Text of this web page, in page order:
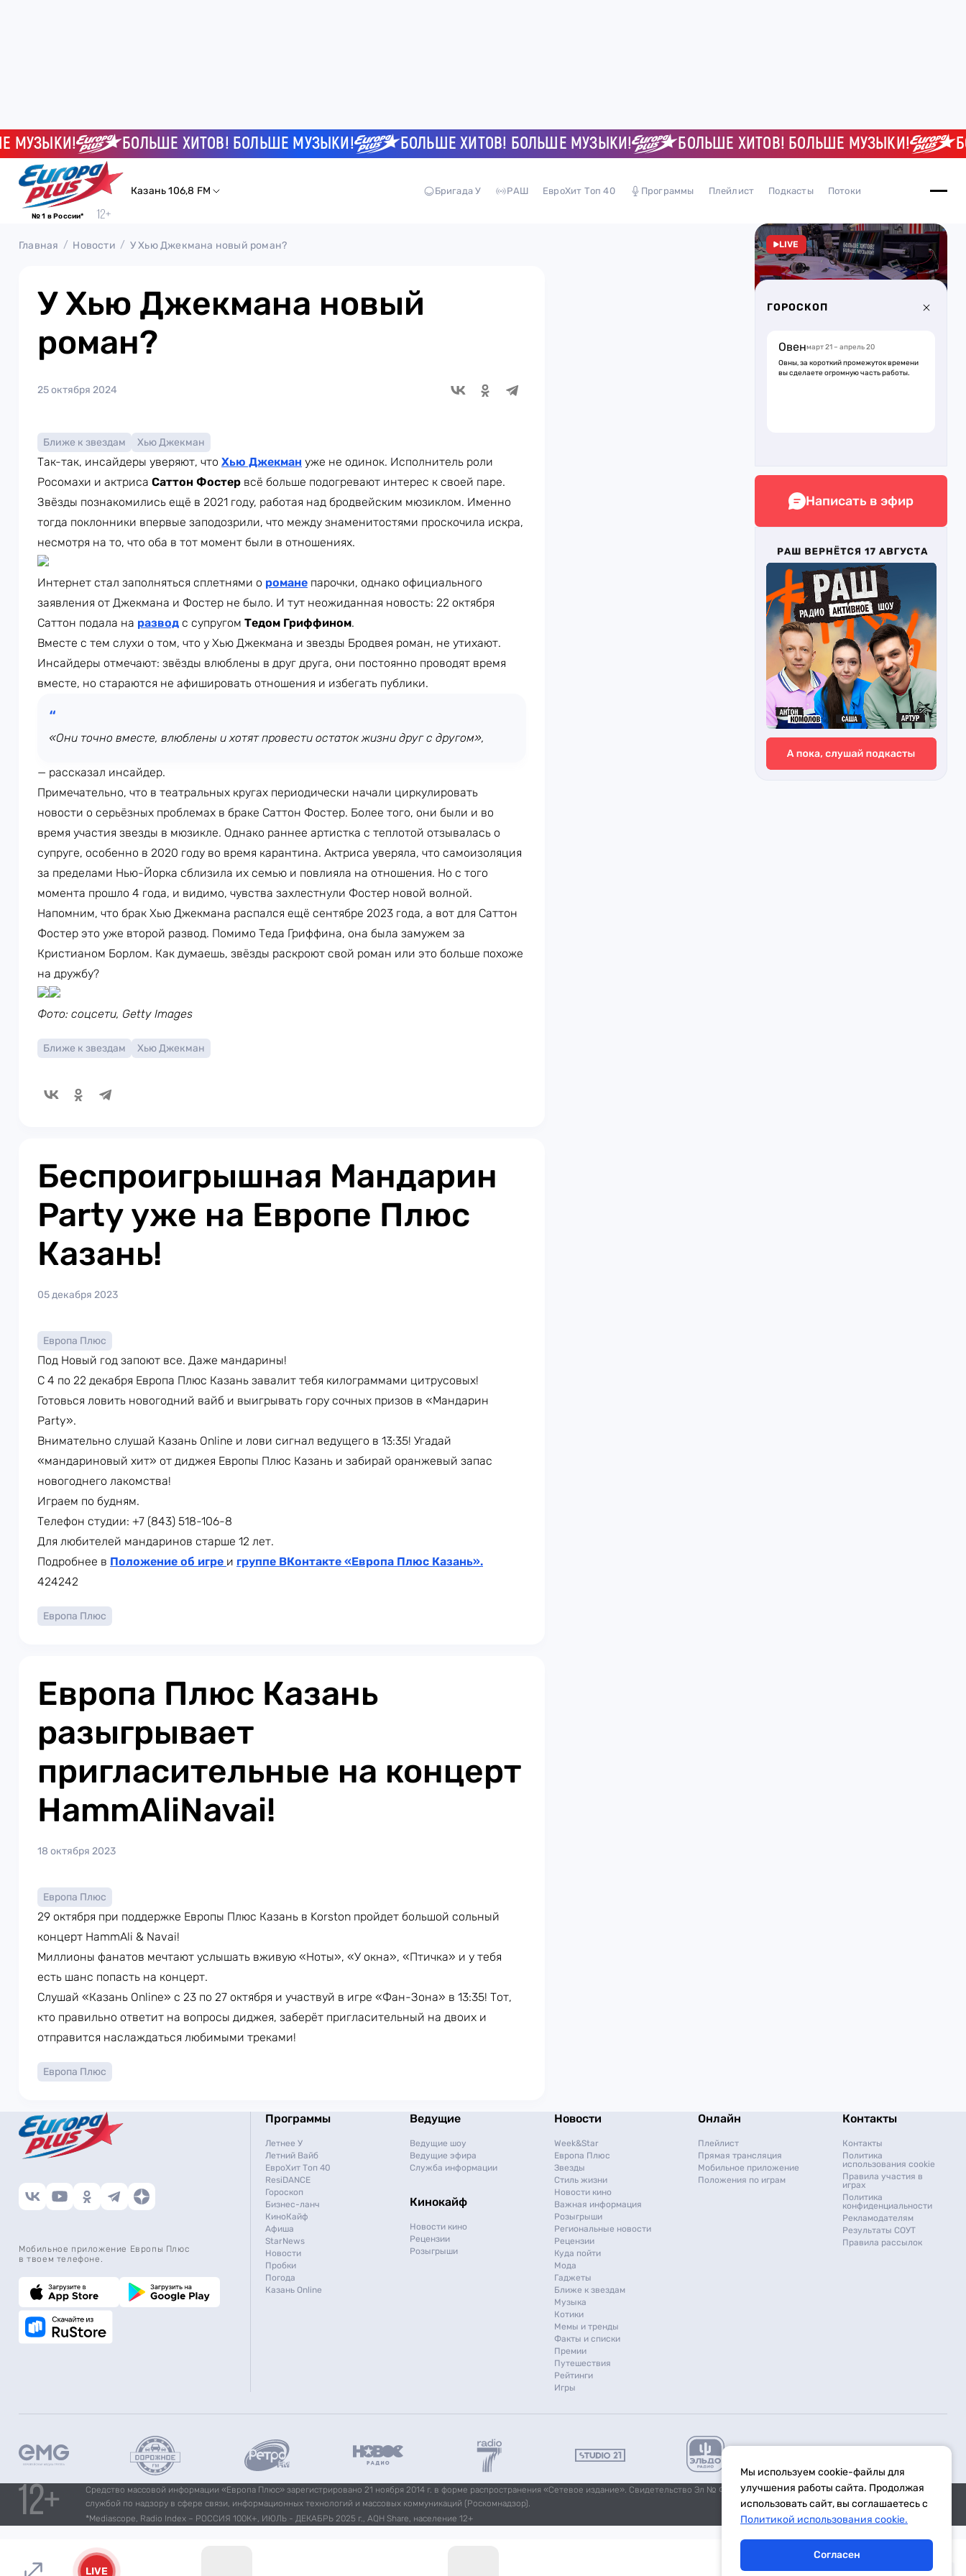
БОЛЬШЕ ХИТОВ! БОЛЬШЕ МУЗЫКИ! БОЛЬШЕ ХИТОВ! БОЛЬШЕ МУЗЫКИ! БОЛЬШЕ ХИТОВ! БОЛЬШЕ МУЗЫКИ!
№ 1 в России*
Казань 106,8 FM Бригада У РАШ ЕвроХит Топ 40 Программы Плейлист Подкасты Потоки
Главная Новости У Хью Джекмана новый роман?
У Хью Джекмана новый
роман?
25 октября 2024
Ближе к звездам Хью Джекман
Так-так, инсайдеры уверяют, что Хью Джекман уже не одинок. Исполнитель роли
Росомахи и актриса Саттон Фостер всё больше подогревают интерес к своей паре.
Звёзды познакомились ещё в 2021 году, работая над бродвейским мюзиклом. Именно
тогда поклонники впервые заподозрили, что между знаменитостями проскочила искра,
несмотря на то, что оба в тот момент были в отношениях.
Интернет стал заполняться сплетнями о романе парочки, однако официального
заявления от Джекмана и Фостер не было. И тут неожиданная новость: 22 октября
Саттон подала на развод с супругом Тедом Гриффином.
Вместе с тем слухи о том, что у Хью Джекмана и звезды Бродвея роман, не утихают.
Инсайдеры отмечают: звёзды влюблены в друг друга, они постоянно проводят время
вместе, но стараются не афишировать отношения и избегать публики.
«Они точно вместе, влюблены и хотят провести остаток жизни друг с другом»,
— рассказал инсайдер.
Примечательно, что в театральных кругах периодически начали циркулировать
новости о серьёзных проблемах в браке Саттон Фостер. Более того, они были и во
время участия звезды в мюзикле. Однако раннее артистка с теплотой отзывалась о
супруге, особенно в 2020 году во время карантина. Актриса уверяла, что самоизоляция
за пределами Нью-Йорка сблизила их семью и повлияла на отношения. Но с того
момента прошло 4 года, и видимо, чувства захлестнули Фостер новой волной.
Напомним, что брак Хью Джекмана распался ещё сентябре 2023 года, а вот для Саттон
Фостер это уже второй развод. Помимо Теда Гриффина, она была замужем за
Кристианом Борлом. Как думаешь, звёзды раскроют свой роман или это больше похоже
на дружбу?
Фото: соцсети, Getty Images
Ближе к звездам Хью Джекман
Беспроигрышная Мандарин
Party уже на Европе Плюс
Казань!
05 декабря 2023
Европа Плюс
Под Новый год запоют все. Даже мандарины!
С 4 по 22 декабря Европа Плюс Казань завалит тебя килограммами цитрусовых!
Готовься ловить новогодний вайб и выигрывать гору сочных призов в «Мандарин
Party».
Внимательно слушай Казань Online и лови сигнал ведущего в 13:35! Угадай
«мандариновый хит» от диджея Европы Плюс Казань и забирай оранжевый запас
новогоднего лакомства!
Играем по будням.
Телефон студии: +7 (843) 518-106-8
Для любителей мандаринов старше 12 лет.
Подробнее в Положение об игре и группе ВКонтакте «Европа Плюс Казань».
424242
Европа Плюс
Европа Плюс Казань
разыгрывает
пригласительные на концерт
HammAliNavai!
18 октября 2023
Европа Плюс
29 октября при поддержке Европы Плюс Казань в Korston пройдет большой сольный
концерт HammAli & Navai!
Миллионы фанатов мечтают услышать вживую «Ноты», «У окна», «Птичка» и у тебя
есть шанс попасть на концерт.
Слушай «Казань Online» c 23 по 27 октября и участвуй в игре «Фан-Зона» в 13:35! Тот,
кто правильно ответит на вопросы диджея, заберёт пригласительный на двоих и
отправится наслаждаться любимыми треками!
Европа Плюс
LIVE
ГОРОСКОП
Овенмарт 21 – апрель 20
Овны, за короткий промежуток времени
вы сделаете огромную часть работы.
Написать в эфир
Мобильное приложение Европы Плюс
в твоем телефоне.
Программы
Летнее У
Летний Вайб
ЕвроХит Топ 40
ResiDANCE
Гороскоп
Бизнес-ланч
КиноКайф
Афиша
StarNews
Новости
Пробки
Погода
Казань Online
Ведущие
Ведущие шоу
Ведущие эфира
Служба информации
Кинокайф
Новости кино
Рецензии
Розыгрыши
Новости
Week&Star
Европа Плюс
Звезды
Стиль жизни
Новости кино
Важная информация
Розыгрыши
Региональные новости
Рецензии
Куда пойти
Мода
Гаджеты
Ближе к звездам
Музыка
Котики
Мемы и тренды
Факты и списки
Премии
Путешествия
Рейтинги
Игры
Онлайн
Плейлист
Прямая трансляция
Мобильное приложение
Положения по играм
Контакты
Контакты
Политика
использования cookie
Правила участия в
играх
Политика
конфиденциальности
Рекламодателям
Результаты СОУТ
Правила рассылок
Средство массовой информации «Европа Плюс» зарегистрировано 21 ноября 2014 г. в форме распространения «Сетевое издание». Свидетельство Эл № ФС77-59972 от 21.11.2014 выдано Федеральной
службой по надзору в сфере связи, информационных технологий и массовых коммуникаций (Роскомнадзор).
*Mediascope, Radio Index – РОССИЯ 100К+, ИЮЛЬ - ДЕКАБРЬ 2025 г., AQH Share, население 12+
LIVE
Мы используем cookie-файлы для
улучшения работы сайта. Продолжая
использовать сайт, вы соглашаетесь с
Политикой использования cookie.
Согласен